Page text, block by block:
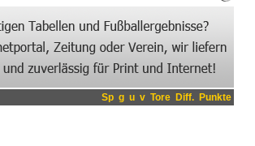
Sp g u v Tore Diff. Punkte